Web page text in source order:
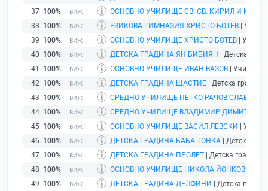
37 100%
ОСНОВНО УЧИЛИЩЕ СВ. СВ. КИРИЛ И
38 100% ЕЗИКОВА ГИМНАЗИЯ ХРИСТО БОТЕВ |
39 100% ОСНОВНО УЧИЛИЩЕ ХРИСТО БОТЕВ |
40 100% ДЕТСКА ГРАДИНА ЯН БИБИЯН
| Детска
41
100% ОСНОВНО УЧИЛИЩЕ ИВАН ВАЗОВ | Училище
42 100% ДЕТСКА ГРАДИНА ЩАСТИЕ | Детска
43 100%
СРЕДНО УЧИЛИЩЕ ПЕТКО РАЧОВ
44 100%
СРЕДНО УЧИЛИЩЕ ВЛАДИМИР ДИМИТРОВ -
45 100% ОСНОВНО УЧИЛИЩЕ ВАСИЛ ЛЕВСКИ
|
46 100% ДЕТСКА ГРАДИНА БАБА ТОНКА | Детска
47 100% ДЕТСКА ГРАДИНА ПРОЛЕТ | Детска градина
48 100%
ОСНОВНО УЧИЛИЩЕ НИКОЛА ЙОНКОВ
49 100% ДЕТСКА ГРАДИНА ДЕЛФИНИ
| Детска